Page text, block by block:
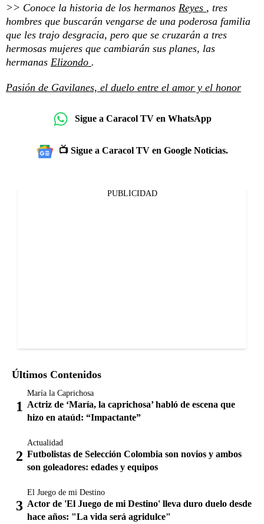
>> Conoce la historia de los hermanos Reyes , tres
hombres que buscarán vengarse de una poderosa familia
que les trajo desgracia, pero que se cruzarán a tres
hermosas mujeres que cambiarán sus planes, las
hermanas Elizondo .
Pasión de Gavilanes, el duelo entre el amor y el honor
Sigue a Caracol TV en WhatsApp
📺 Sigue a Caracol TV en Google Noticias.
PUBLICIDAD
Últimos Contenidos
María la Caprichosa
Actriz de ‘María, la caprichosa’ habló de escena que
hizo en ataúd: “Impactante”
Actualidad
Futbolistas de Selección Colombia son novios y ambos
son goleadores: edades y equipos
El Juego de mi Destino
Actor de 'El Juego de mi Destino' lleva duro duelo desde
hace años: "La vida será agridulce"